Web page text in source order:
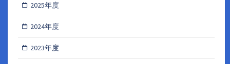
2025年度
2024年度
2023年度